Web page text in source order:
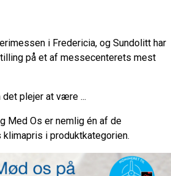
i Fredericia, og Sundolitt har
på et af messecenterets mest
plejer at være ...
Med Os er nemlig én af de
i produktkategorien.